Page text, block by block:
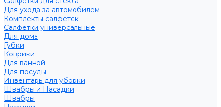
Для ухода за автомобилем
Комплекты салфеток
Салфетки универсальные
Для дома
Губки
Коврики
Для ванной
Для посуды
Инвентарь для уборки
Швабры и Насадки
Швабры